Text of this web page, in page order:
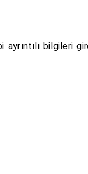
bilgileri